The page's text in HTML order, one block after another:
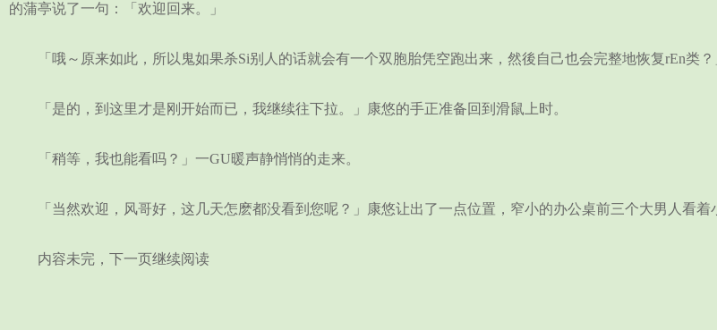
的蒲亭说了一句：「欢迎回来。」
「哦～原来如此，所以鬼如果杀Si别人的话就会有一个双胞胎凭空跑出来，然後自己也会完整地恢复rEn类？
「是的，到这里才是刚开始而已，我继续往下拉。」康悠的手正准备回到滑鼠上时。
「稍等，我也能看吗？」一GU暖声静悄悄的走来。
「当然欢迎，风哥好，这几天怎麽都没看到您呢？」康悠让出了一点位置，窄小的办公桌前三个大男人看着
内容未完，下一页继续阅读